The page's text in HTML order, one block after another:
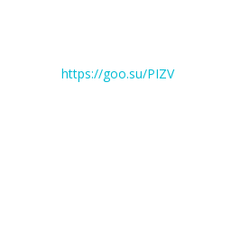
https://goo.su/PIZV